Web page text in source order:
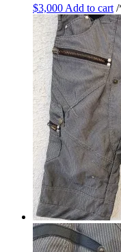
$3,000 Add to cart